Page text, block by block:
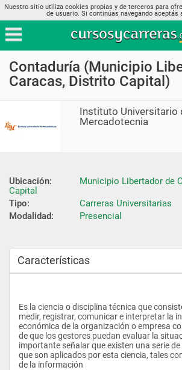
Nuestro sitio utiliza cookies propias y de terceros para
de usuario. Si continúas navegando aceptás
Contaduría (Municipio
Caracas, Distrito Capital)
Instituto Universitario
Mercadotecnia
Ubicación:
Municipio Libertador de
Capital
Tipo:
Carreras Universitarias
Modalidad:
Presencial
Características
Es la ciencia o disciplina técnica que
medir, registrar, comunicar e interpretar la
económica de la organización o empresa
de que los gestores puedan evaluar la
importante señalar que existen una serie
que son aplicados por esta ciencia, tales
de la información